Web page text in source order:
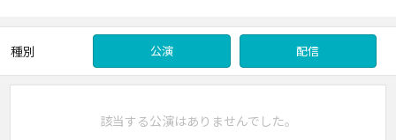
種別 公演 配信
該当する公演はありませんでした。